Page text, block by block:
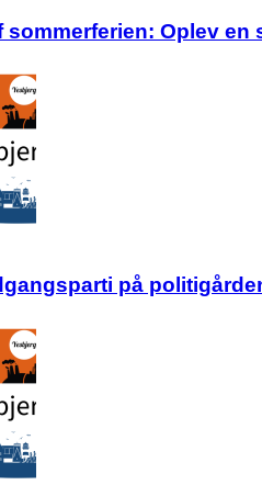
sommerferien: Oplev
på